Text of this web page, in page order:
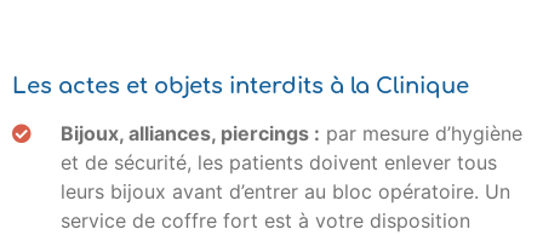
Les actes et objets interdits à la Clinique
Bijoux, alliances, piercings : par mesure d’hygiène
et de sécurité, les patients doivent enlever tous
leurs bijoux avant d’entrer au bloc opératoire. Un
service de coffre fort est à votre disposition